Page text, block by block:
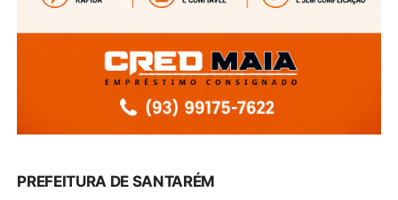
PREFEITURA DE SANTARÉM